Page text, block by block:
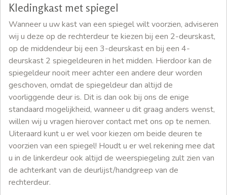
Kledingkast met spiegel
Wanneer u uw kast van een spiegel wilt voorzien, adviseren
wij u deze op de rechterdeur te kiezen bij een 2-deurskast,
op de middendeur bij een 3-deurskast en bij een 4-
deurskast 2 spiegeldeuren in het midden. Hierdoor kan de
spiegeldeur nooit meer achter een andere deur worden
geschoven, omdat de spiegeldeur dan altijd de
voorliggende deur is. Dit is dan ook bij ons de enige
standaard mogelijkheid, wanneer u dit graag anders wenst,
willen wij u vragen hierover contact met ons op te nemen.
Uiteraard kunt u er wel voor kiezen om beide deuren te
voorzien van een spiegel! Houdt u er wel rekening mee dat
u in de linkerdeur ook altijd de weerspiegeling zult zien van
de achterkant van de deurlijst/handgreep van de
rechterdeur.